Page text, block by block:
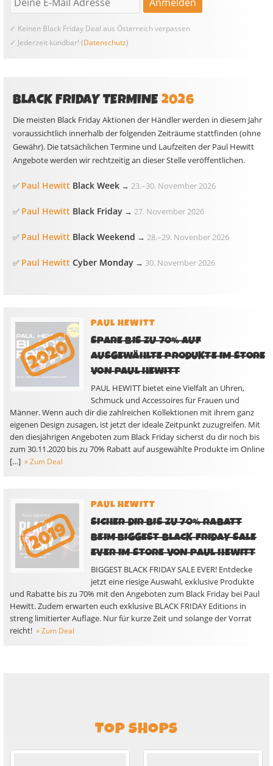
✓ Keinen Black Friday Deal aus Österreich verpassen
✓ Jederzeit kündbar! (Datenschutz)
BLACK FRIDAY TERMINE2026
Die meisten Black Friday Aktionen der Händler werden in diesem Jahr
voraussichtlich innerhalb der folgenden Zeiträume stattfinden (ohne
Gewähr). Die tatsächlichen Termine und Laufzeiten der Paul Hewitt
Angebote werden wir rechtzeitig an dieser Stelle veröffentlichen.
✅ Paul Hewitt Black Week → 23.–30. November 2026
✅ Paul Hewitt Black Friday → 27. November 2026
✅ Paul Hewitt Black Weekend → 28.–29. Novenber 2026
✅ Paul Hewitt Cyber Monday → 30. November 2026
PAUL HEWITT
SPARE BIS ZU 70% AUF
AUSGEWÄHLTE PRODUKTE IM STORE
VON PAUL HEWITT
PAUL HEWITT bietet eine Vielfalt an Uhren,
Schmuck und Accessoires für Frauen und
Männer. Wenn auch dir die zahlreichen Kollektionen mit ihrem ganz
eigenen Design zusagen, ist jetzt der ideale Zeitpunkt zuzugreifen. Mit
den diesjährigen Angeboten zum Black Friday sicherst du dir noch bis
zum 30.11.2020 bis zu 70% Rabatt auf ausgewählte Produkte im Online
[…] » Zum Deal
PAUL HEWITT
SICHER DIR BIS ZU 70% RABATT
BEIM BIGGEST BLACK FRIDAY SALE
EVER IM STORE VON PAUL HEWITT
BIGGEST BLACK FRIDAY SALE EVER! Entdecke
jetzt eine riesige Auswahl, exklusive Produkte
und Rabatte bis zu 70% mit den Angeboten zum Black Friday bei Paul
Hewitt. Zudem erwarten euch exklusive BLACK FRIDAY Editions in
streng limitierter Auflage. Nur für kurze Zeit und solange der Vorrat
reicht! » Zum Deal
TOP SHOPS